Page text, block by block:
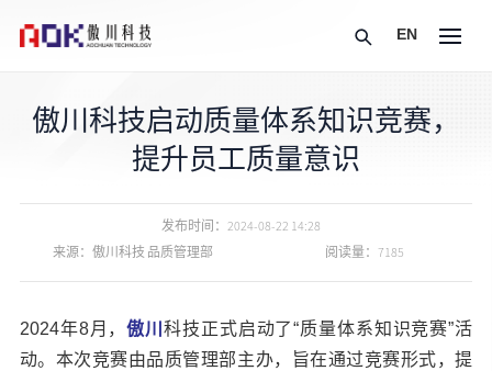
EN
傲川科技启动质量体系知识竞赛，
提升员工质量意识
发布时间： 2024-08-22 14:28
来源：傲川科技 品质管理部
阅读量：7185
2024年8月，傲川科技正式启动了“质量体系知识竞赛”活
动。本次竞赛由品质管理部主办，旨在通过竞赛形式，提